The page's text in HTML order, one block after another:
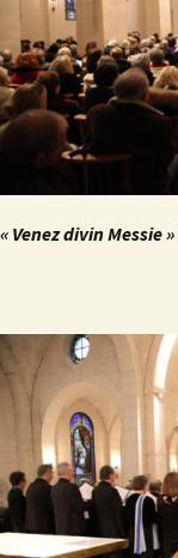
« Venez divin Messie »